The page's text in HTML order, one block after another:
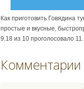
Как приготовить Говядина
простые и вкусные,
9.18 из 10 проголосовало 11.
Комментарии